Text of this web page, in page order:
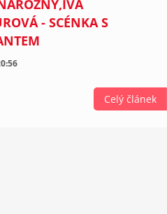
- SCÉNKA S
Celý článek